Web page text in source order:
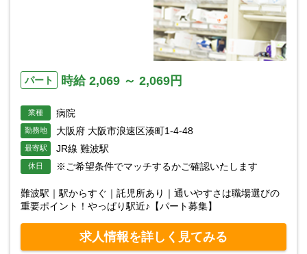
パート 時給 2,069 ～ 2,069円
業種 病院
勤務地 大阪府 大阪市浪速区湊町1-4-48
最寄駅 JR線 難波駅
休日 ※ご希望条件でマッチするかご確認いたします
難波駅｜駅からすぐ｜託児所あり｜通いやすさは職場選びの
重要ポイント！やっぱり駅近♪【パート募集】
求人情報を詳しく見てみる